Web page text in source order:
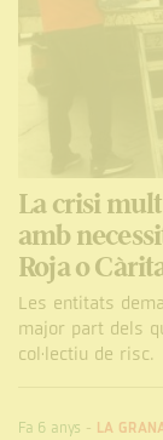
La crisi
amb
Roja o
Les entitats
major part dels
col·lectiu de risc.
Fa 6 anys - LA